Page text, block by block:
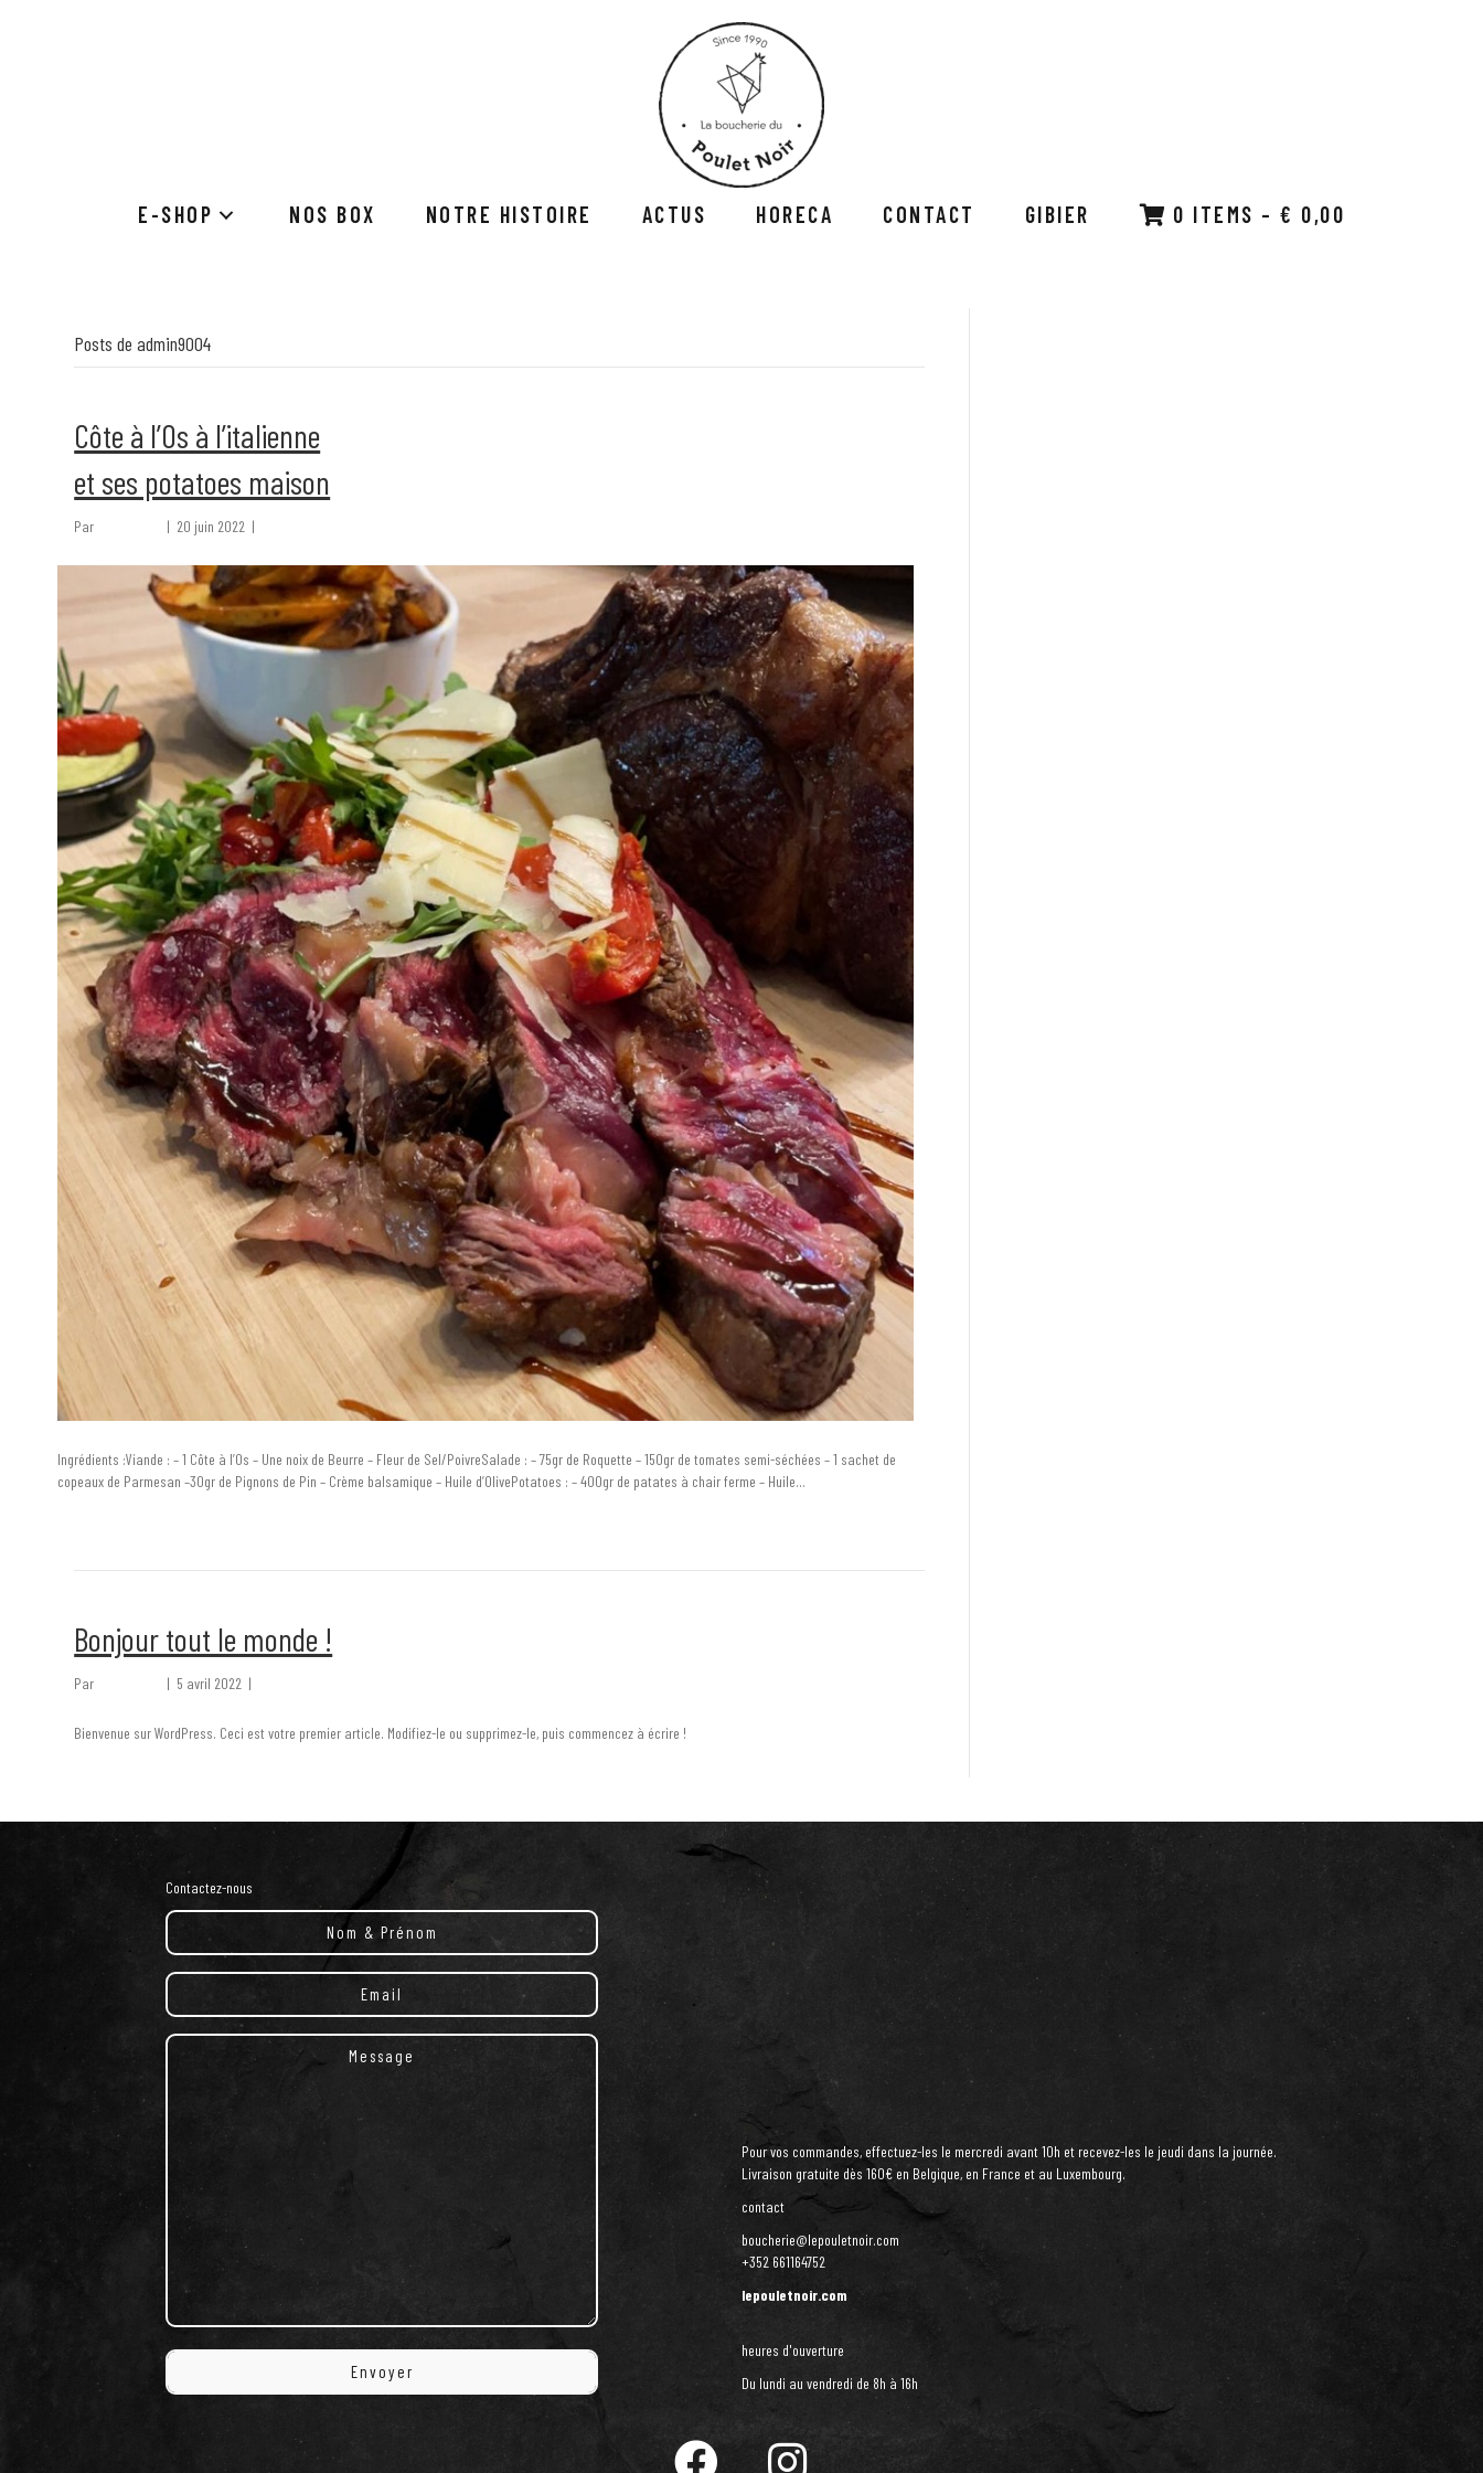
E-SHOP NOS BOX NOTRE HISTOIRE ACTUS HORECA CONTACT GIBIER 0 ITEMS – € 0,00
Posts de admin9004
Côte à l’Os à l’italienne
et ses potatoes maison
Par | 20 juin 2022 |
Ingrédients :Viande : – 1 Côte à l’Os – Une noix de Beurre – Fleur de Sel/PoivreSalade : – 75gr de Roquette – 150gr de tomates semi-séchées – 1 sachet de
copeaux de Parmesan –30gr de Pignons de Pin – Crème balsamique – Huile d’OlivePotatoes : – 400gr de patates à chair ferme – Huile…
Bonjour tout le monde !
Par | 5 avril 2022 |
Bienvenue sur WordPress. Ceci est votre premier article. Modifiez-le ou supprimez-le, puis commencez à écrire !
Contactez-nous
Pour vos commandes, effectuez-les le mercredi avant 10h et recevez-les le jeudi dans la journée.
Livraison gratuite dès 160€ en Belgique, en France et au Luxembourg.
contact
boucherie@lepouletnoir.com
+352 661164752
lepouletnoir.com
heures d'ouverture
Du lundi au vendredi de 8h à 16h